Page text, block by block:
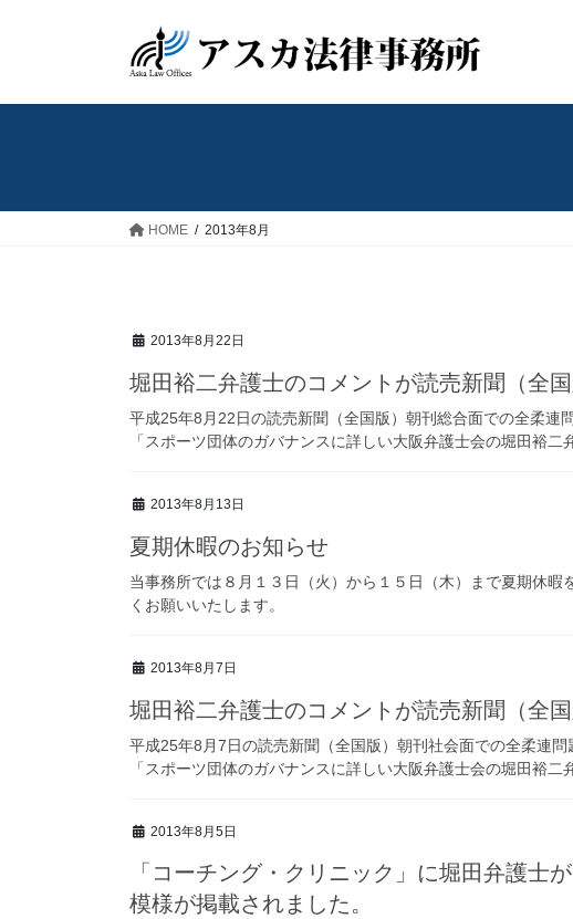
HOME 2013年8月
2013年8月22日
堀田裕二弁護士のコメントが読売新聞（全
平成25年8月22日の読売新聞（全国版）朝刊総合面での全柔連
「スポーツ団体のガバナンスに詳しい大阪弁護士会の堀田裕二
2013年8月13日
夏期休暇のお知らせ
当事務所では８月１３日（火）から１５日（木）まで夏期休
くお願いいたします。
2013年8月7日
堀田裕二弁護士のコメントが読売新聞（全
平成25年8月7日の読売新聞（全国版）朝刊社会面での全柔連
「スポーツ団体のガバナンスに詳しい大阪弁護士会の堀田裕二
2013年8月5日
「コーチング・クリニック」に堀田弁護士
模様が掲載されました。